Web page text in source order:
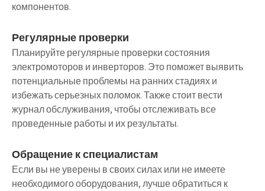
компонентов.
Регулярные проверки
Планируйте регулярные проверки состояния
электромоторов и инверторов. Это поможет выявить
потенциальные проблемы на ранних стадиях и
избежать серьезных поломок. Также стоит вести
журнал обслуживания, чтобы отслеживать все
проведенные работы и их результаты.
Обращение к специалистам
Если вы не уверены в своих силах или не имеете
необходимого оборудования, лучше обратиться к